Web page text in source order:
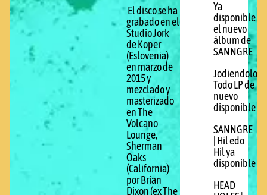
El disco se ha
grabado en el
Studio Jork
de Koper
(Eslovenia)
en marzo de
2015 y
mezclado y
masterizado
en The
Volcano
Lounge,
Sherman
Oaks
(California)
por Brian
Dixon (ex The
Ya
disponible
el nuevo
álbum de
SANNGRE
Jodiendolo
Todo LP de
nuevo
disponible
SANNGRE
| Hil edo
Hil ya
disponible
HEAD